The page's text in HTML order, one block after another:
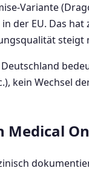
Variante
der EU. Das
kein Wechsel
Medical